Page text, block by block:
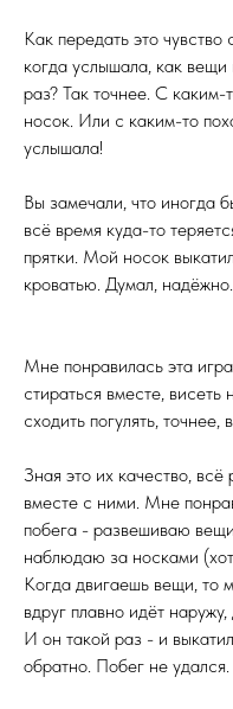
Как передать это
когда услышала, как
раз? Так точнее. С каким-
носок. Или с каким-то
услышала!
Вы замечали, что иногда
всё время куда-то
прятки. Мой носок
кроватью. Думал, надёжно.
Мне понравилась эта
стираться вместе,
сходить погулять, точнее,
Зная это их качество,
вместе с ними. Мне
побега - развешиваю
наблюдаю за носками
Когда двигаешь вещи, то
вдруг плавно идёт
И он такой раз - и
обратно. Побег не удался.